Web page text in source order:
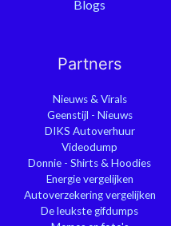
Blogs
Partners
Nieuws & Virals
Geenstijl - Nieuws
DIKS Autoverhuur
Videodump
Donnie - Shirts & Hoodies
Energie vergelijken
Autoverzekering vergelijken
De leukste gifdumps